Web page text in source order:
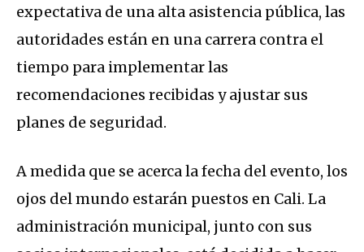
expectativa de una alta asistencia pública, las
autoridades están en una carrera contra el
tiempo para implementar las
recomendaciones recibidas y ajustar sus
planes de seguridad.
A medida que se acerca la fecha del evento, los
ojos del mundo estarán puestos en Cali. La
administración municipal, junto con sus